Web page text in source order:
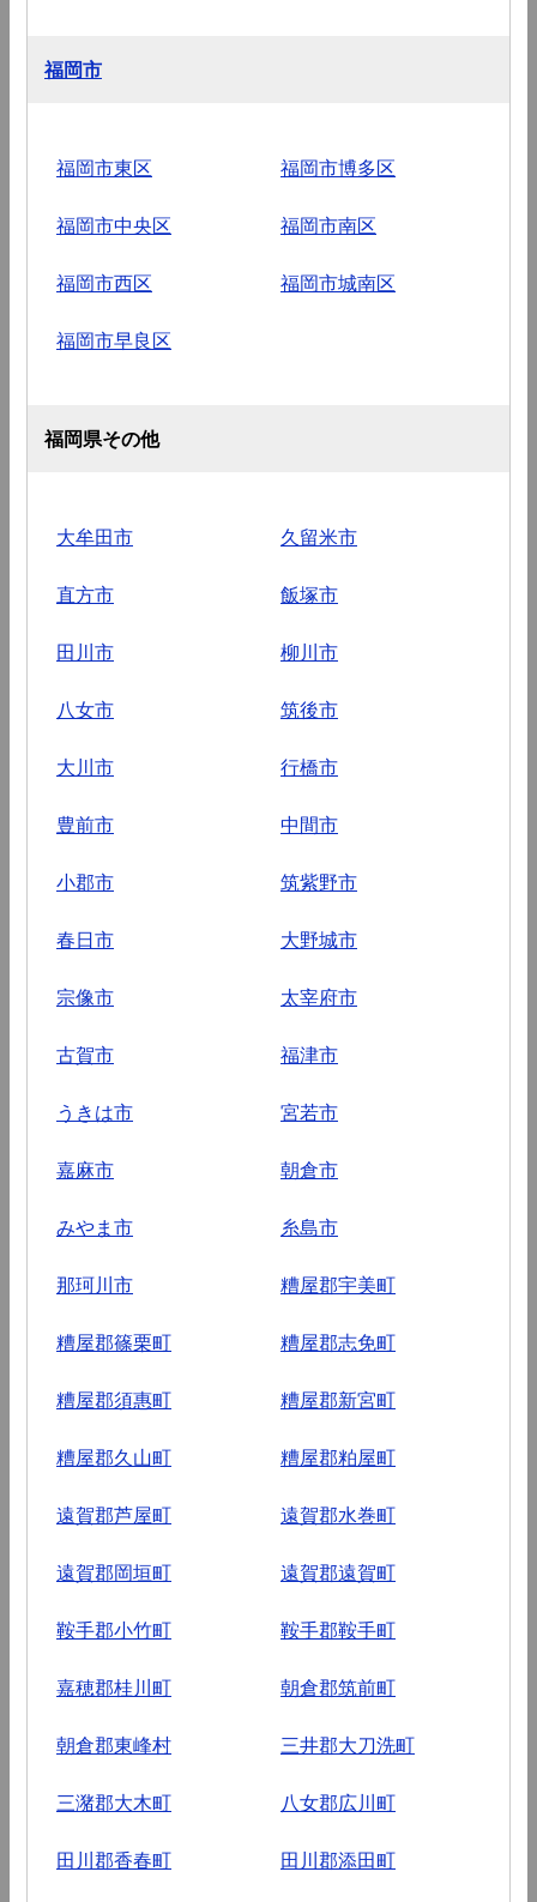
福岡市
福岡市東区 福岡市博多区
福岡市中央区 福岡市南区
福岡市西区 福岡市城南区
福岡市早良区
福岡県その他
大牟田市 久留米市
直方市 飯塚市
田川市 柳川市
八女市 筑後市
大川市 行橋市
豊前市 中間市
小郡市 筑紫野市
春日市 大野城市
宗像市 太宰府市
古賀市 福津市
うきは市 宮若市
嘉麻市 朝倉市
みやま市 糸島市
那珂川市 糟屋郡宇美町
糟屋郡篠栗町 糟屋郡志免町
糟屋郡須惠町 糟屋郡新宮町
糟屋郡久山町 糟屋郡粕屋町
遠賀郡芦屋町 遠賀郡水巻町
遠賀郡岡垣町 遠賀郡遠賀町
鞍手郡小竹町 鞍手郡鞍手町
嘉穂郡桂川町 朝倉郡筑前町
朝倉郡東峰村 三井郡大刀洗町
三潴郡大木町 八女郡広川町
田川郡香春町 田川郡添田町